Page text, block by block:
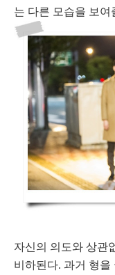
는 다른 모습을 보
자신의 의도와 상관
비하된다. 과거 형을